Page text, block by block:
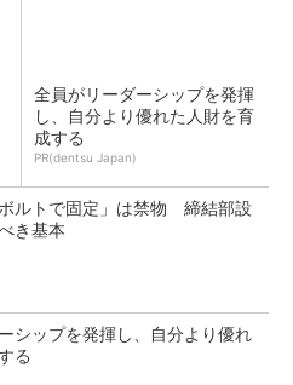
全員がリーダーシップを発揮
し、自分より優れた人財を育
成する
PR(dentsu Japan)
ボルトで固定」は禁物 締結部設
き基本
シップを発揮し、自分より優れ
る